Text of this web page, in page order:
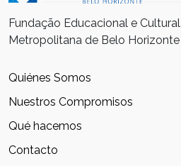
Fundação Educacional e Cultural
Metropolitana de Belo Horizonte
Quiénes Somos
Nuestros Compromisos
Qué hacemos
Contacto